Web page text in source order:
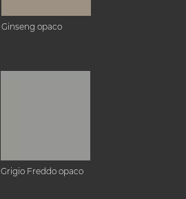
Ginseng opaco
Grigio Freddo opaco